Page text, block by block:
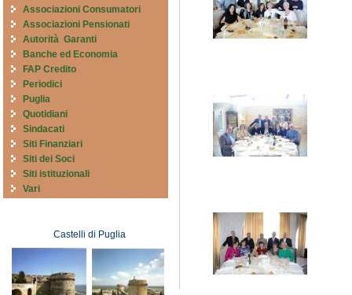
Associazioni Consumatori
Associazioni Pensionati
Autorità Garanti
Banche ed Economia
FAP Credito
Periodici
Puglia
Quotidiani
Sindacati
Siti Finanziari
Siti dei Soci
Siti istituzionali
Vari
Castelli di Puglia